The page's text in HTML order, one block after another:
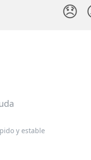
😞
y estable